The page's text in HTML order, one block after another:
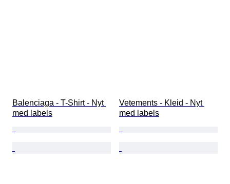
Balenciaga - T-Shirt - Nyt
med labels
Vetements - Kleid - Nyt
med labels